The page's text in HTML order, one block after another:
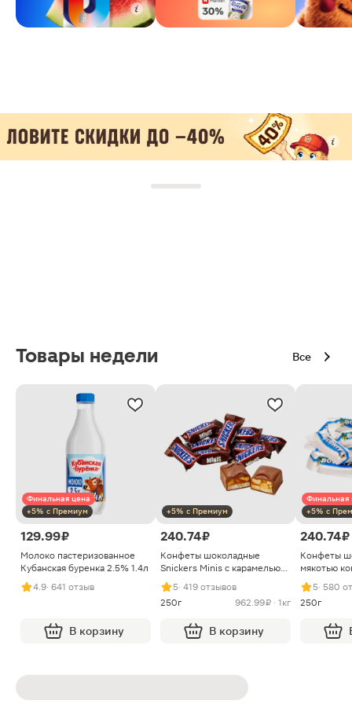
Товары недели Все
Финальная цена
+5% с Премиум
129.99 ₽
Молоко пастеризованное
Кубанская буренка 2.5% 1.4л
4.9· 641 отзыв
В корзину
+5% с Премиум
240.74 ₽
Конфеты шоколадные
Snickers Minis с карамелью
арахисом и нугой
5· 419 отзывов
250г
962.99 ₽ · 1кг
В корзину
Финальная
+5% с
240.74 ₽
Конфеты
мякотью
5· 580
250г